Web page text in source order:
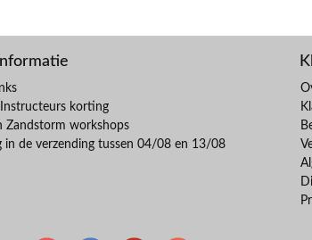
korting
Zandstorm workshops
in de verzending tussen 04/08 en 13/08